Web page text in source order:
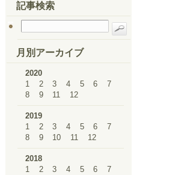
記事検索
月別アーカイブ
2020
1
2 3 4 5 6
7
8
9 11 12
2019
1
2 3 4 5 6
7
8
9 10 11 12
2018
1
2 3 4 5 6
7